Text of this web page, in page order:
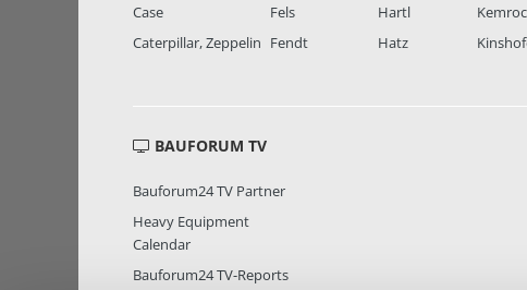
Case
Caterpillar, Zeppelin
Fels
Fendt
Hartl
Hatz
Kemroc
BAUFORUM TV
Bauforum24 TV Partner
Heavy Equipment
Calendar
Bauforum24 TV-Reports